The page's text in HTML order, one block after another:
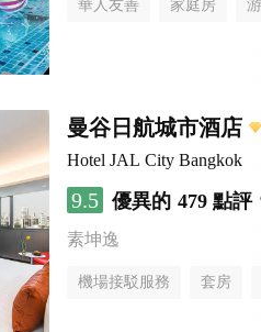
華人友善 家庭房
曼谷日航城市酒店
Hotel JAL City Bangkok
9.5 優異的 479 點評
素坤逸
機場接駁服務 套房